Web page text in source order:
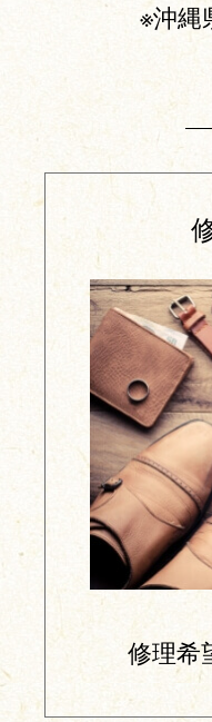
※沖縄
修理希